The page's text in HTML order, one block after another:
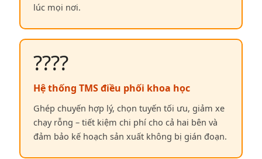
lúc mọi nơi.
????
Hệ thống TMS điều phối khoa học
Ghép chuyến hợp lý, chọn tuyến tối ưu, giảm xe
chạy rỗng – tiết kiệm chi phí cho cả hai bên và
đảm bảo kế hoạch sản xuất không bị gián đoạn.